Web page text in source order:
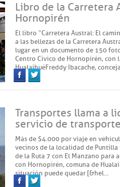
Libro de la Carretera
Hornopirén
El libro “Carretera Austral: El
a las bellezas de la Carretera
lugar en un documento de 150
Centro Cívico de Hornopirén, con
Hualaihué Freddy Ibacache,
FacebookTwitter
Transportes llama a
servicio de
Más de $4.000 por viaje en
vecinos de la localidad de
de la Ruta 7 con El Manzano
con Hornopirén, comuna de
situación puede quedar [&hel…